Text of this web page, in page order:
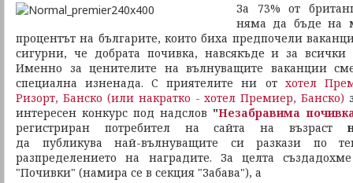
За 73% от
няма да бъде на
процентът на българите, които биха предпочели
сигурни, че добрата почивка, навсякъде и за всички
Именно за ценителите на вълнуващите ваканции
специална изненада. С приятелите ни от хотел
Ризорт, Банско (или накратко - хотел Премиер, Банско)
интересен конкурс под надслов "Незабравима
регистриран потребител на сайта на възраст
да публикува най-вълнуващите си разкази по
разпределението на наградите. За целта
"Почивки" (намира се в секция "Забава"), а